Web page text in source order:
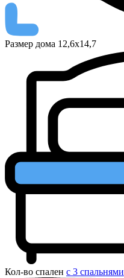
Размер дома 12,6х14,7
Кол-во спален с 3 спальнями